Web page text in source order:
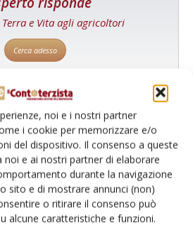
noi e i nostri partner
i cookie per memorizzare e/o
del dispositivo. Il consenso a queste
e ai nostri partner di elaborare
durante la navigazione
sito e di mostrare annunci (non)
o ritirare il consenso può
alcune caratteristiche e funzioni.
e Vita agli agricoltori
Cerca adesso